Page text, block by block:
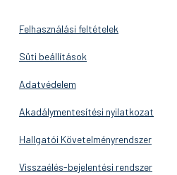
Felhasználási feltételek
Süti beállítások
Adatvédelem
Akadálymentesítési nyilatkozat
Hallgatói Követelményrendszer
Visszaélés-bejelentési rendszer